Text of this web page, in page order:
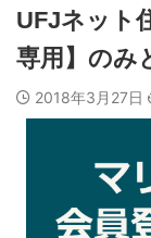
UFJネット
専用】のみ
2018年3月27日